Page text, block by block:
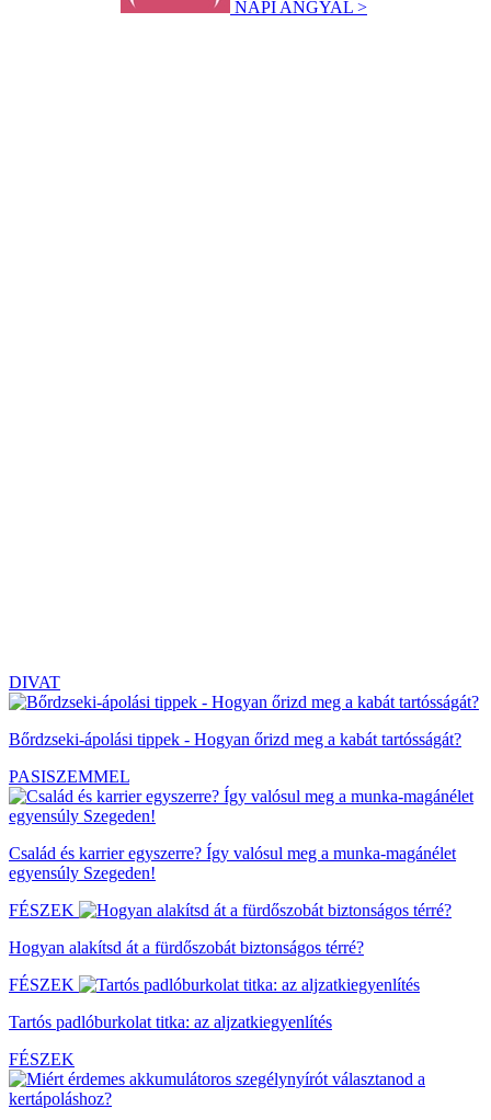
NAPI ANGYAL >
DIVAT
Bőrdzseki-ápolási tippek - Hogyan őrizd meg a kabát tartósságát?
PASISZEMMEL
Család és karrier egyszerre? Így valósul meg a munka-magánélet
egyensúly Szegeden!
FÉSZEK
Hogyan alakítsd át a fürdőszobát biztonságos térré?
FÉSZEK
Tartós padlóburkolat titka: az aljzatkiegyenlítés
FÉSZEK